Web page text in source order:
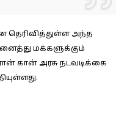
தெரிவித்துள்ள அந்த
மக்களுக்கும்
கான் அரசு நடவடிக்கை